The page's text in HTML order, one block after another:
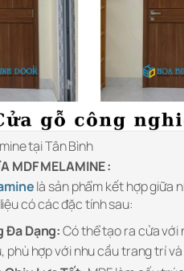
tại Tân Bình
MDF MELAMINE :
là sản phẩm kết hợp giữa
có các đặc tính sau:
Đa Dạng:Có thể tạo ra cửa với
phù hợp với nhu cầu trang trí